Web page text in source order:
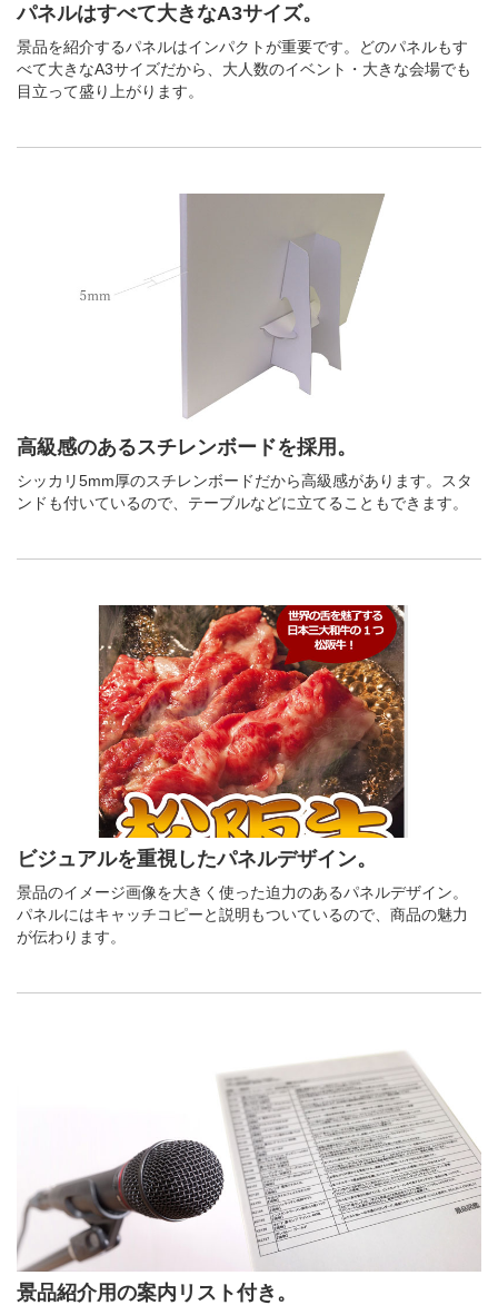
パネルはすべて大きなA3サイズ。
景品を紹介するパネルはインパクトが重要です。どのパネルもす
べて大きなA3サイズだから、大人数のイベント・大きな会場でも
目立って盛り上がります。
高級感のあるスチレンボードを採用。
シッカリ5mm厚のスチレンボードだから高級感があります。スタ
ンドも付いているので、テーブルなどに立てることもできます。
ビジュアルを重視したパネルデザイン。
景品のイメージ画像を大きく使った迫力のあるパネルデザイン。
パネルにはキャッチコピーと説明もついているので、商品の魅力
が伝わります。
景品紹介用の案内リスト付き。